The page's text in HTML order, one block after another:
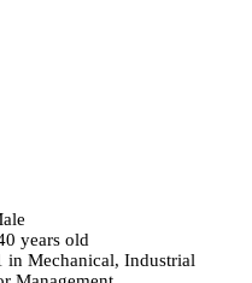
years old
in Mechanical, Industrial